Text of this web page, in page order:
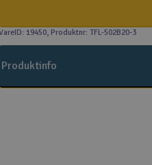
19450, Produktnr: TFL-502B20-3
Produktinfo